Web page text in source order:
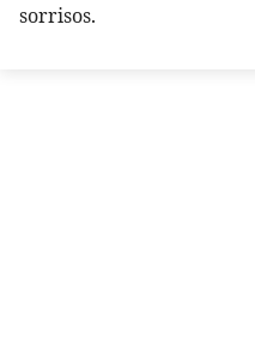
sorrisos.